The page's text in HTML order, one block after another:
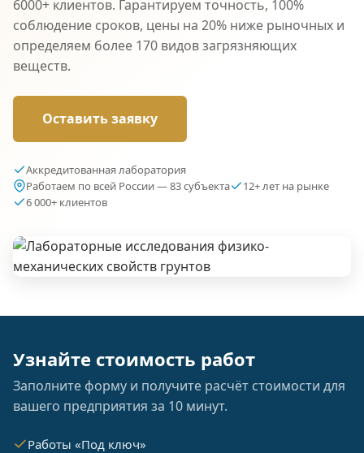
6000+ клиентов. Гарантируем точность, 100%
соблюдение сроков, цены на 20% ниже рыночных и
определяем более 170 видов загрязняющих
веществ.
Оставить заявку
Аккредитованная лаборатория
Работаем по всей России — 83 субъекта
12+ лет на рынке
6 000+ клиентов
Узнайте стоимость работ
Заполните форму и получите расчёт стоимости для
вашего предприятия за 10 минут.
Работы «Под ключ»